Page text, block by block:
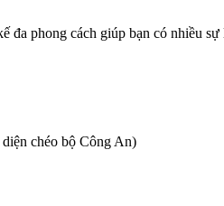
đa phong cách giúp bạn có nhiều
chéo bộ Công An)